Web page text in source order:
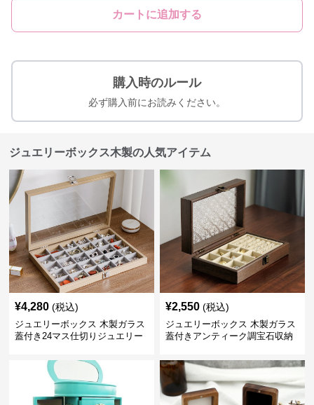
カートに追加する
購入時のルール
必ず購入前にお読みください。
ジュエリーボックス木製の人気アイテム
¥4,280 (税込)
ジュエリーボックス 木製ガラス
蓋付き24マス仕切りジュエリー
¥2,550 (税込)
ジュエリーボックス 木製ガラス
蓋付きアンティーク調宝石収納